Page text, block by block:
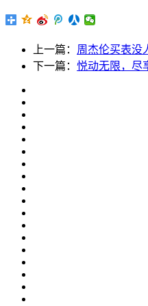
上一篇： 周杰伦买表没
下一篇： 悦动无限，尽